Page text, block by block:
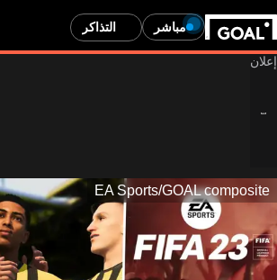
مباشر التذاكر
EA Sports/GOAL composite